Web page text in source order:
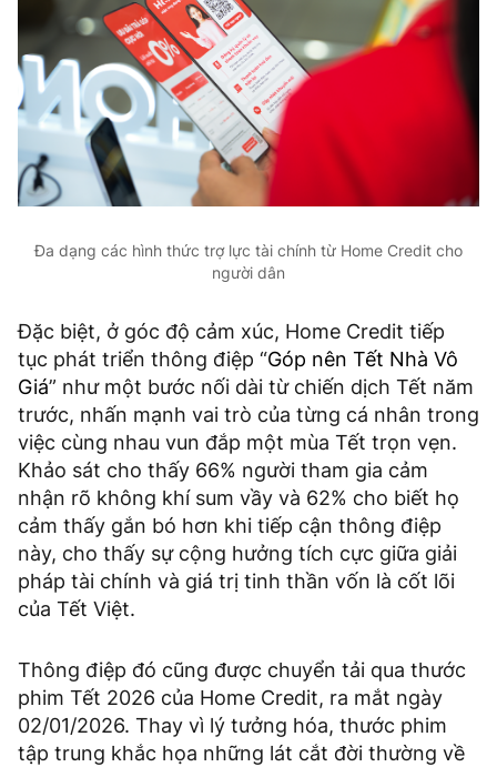
Đa dạng các hình thức trợ lực tài chính từ Home Credit cho
người dân
Đặc biệt, ở góc độ cảm xúc, Home Credit tiếp
tục phát triển thông điệp “Góp nên Tết Nhà Vô
Giá” như một bước nối dài từ chiến dịch Tết năm
trước, nhấn mạnh vai trò của từng cá nhân trong
việc cùng nhau vun đắp một mùa Tết trọn vẹn.
Khảo sát cho thấy 66% người tham gia cảm
nhận rõ không khí sum vầy và 62% cho biết họ
cảm thấy gắn bó hơn khi tiếp cận thông điệp
này, cho thấy sự cộng hưởng tích cực giữa giải
pháp tài chính và giá trị tinh thần vốn là cốt lõi
của Tết Việt.
Thông điệp đó cũng được chuyển tải qua thước
phim Tết 2026 của Home Credit, ra mắt ngày
02/01/2026. Thay vì lý tưởng hóa, thước phim
tập trung khắc họa những lát cắt đời thường về